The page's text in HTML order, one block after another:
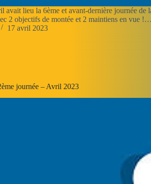
avait lieu la 6ème et avant-dernière journée de
2 objectifs de montée et 2 maintiens en vue !…
17 avril 2023
journée – Avril 2023